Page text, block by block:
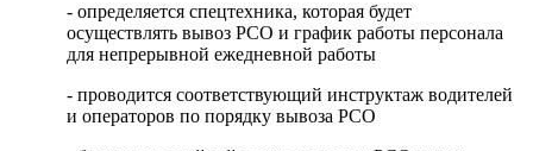
- определяется спецтехника, которая будет
осуществлять вывоз РСО и график работы персонала
для непрерывной ежедневной работы
- проводится соответствующий инструктаж водителей
и операторов по порядку вывоза РСО